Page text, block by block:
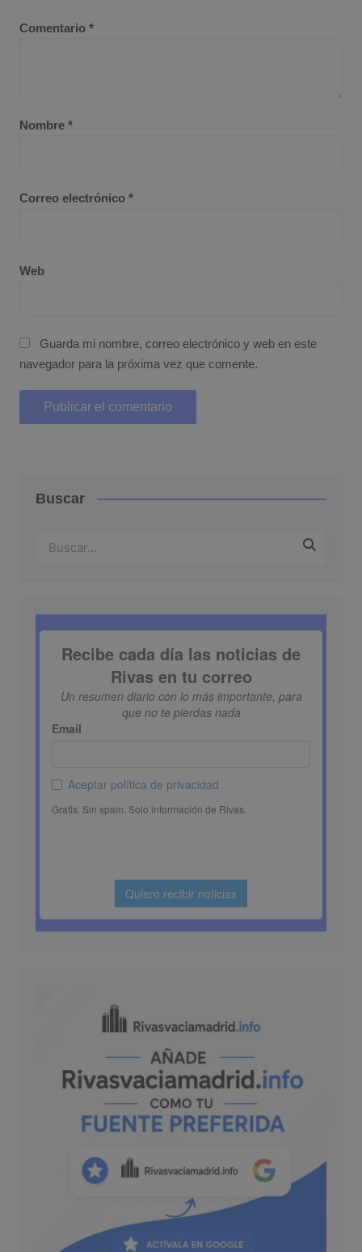
Comentario *
Nombre *
Correo electrónico *
Web
Guarda mi nombre, correo electrónico y web en este
navegador para la próxima vez que comente.
Buscar